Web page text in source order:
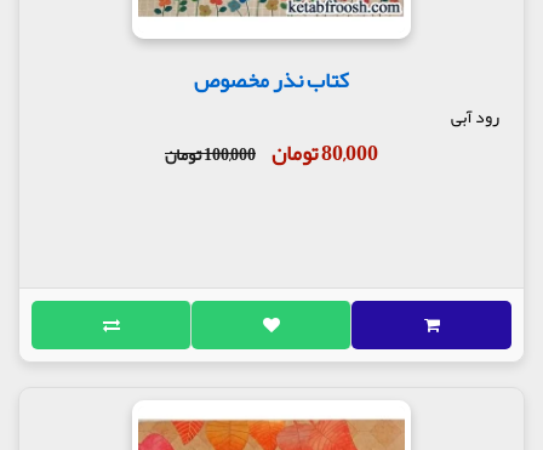
کتاب نذر مخصوص
رود آبی
80,000 تومان 100,000 تومان